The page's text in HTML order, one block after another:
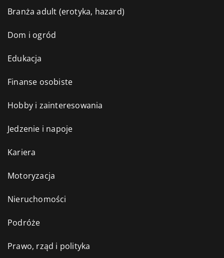
Branża adult (erotyka, hazard)
Dom i ogród
Edukacja
Finanse osobiste
Hobby i zainteresowania
Jedzenie i napoje
Kariera
Motoryzacja
Nieruchomości
Podróże
Prawo, rząd i polityka